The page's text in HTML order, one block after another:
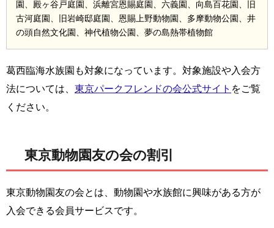
園、殿ヶ谷戸庭園、浜離宮恩賜庭園、六義園、向島百花園、旧
古河庭園、旧岩崎邸庭園、恩賜上野動物園、多摩動物公園、井
の頭自然文化園、神代植物公園、夢の島熱帯植物館
葛西臨海水族園も対象になっています。対象施設や入会方
法については、 東京パークフレンドの会公式サイト をご覧
ください。
東京動物園友の会の割引
東京動物園友の会とは、動物園や水族館に興味がある方が
入会できる会員サービスです。